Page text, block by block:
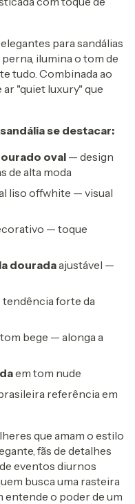
para sandálias
ilumina o tom de
tudo. Combinada ao
"quiet luxury" que
se destacar:
oval — design
de alta moda
liso offwhite — visual
— toque
douradaajustável —
forte da
bege — alonga a
em tom nude
referência em
que amam o estilo
fãs de detalhes
eventos diurnos
busca uma rasteira
entende o poder de um